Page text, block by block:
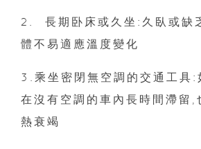
2. 長期卧床或久坐:久臥或缺
體不易適應溫度變化
3.乘坐密閉無空調的交通工具:
在沒有空調的車內長時間滯留,
熱衰